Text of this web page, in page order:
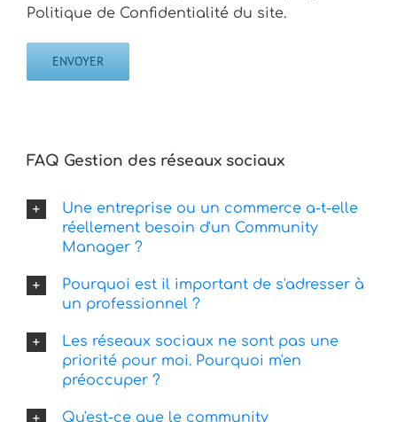
Politique de Confidentialité du site.
FAQ Gestion des réseaux sociaux
Une entreprise ou un commerce a-t-elle
réellement besoin d'un Community
Manager ?
Pourquoi est il important de s'adresser à
un professionnel ?
Les réseaux sociaux ne sont pas une
priorité pour moi. Pourquoi m'en
préoccuper ?
Qu'est-ce que le community